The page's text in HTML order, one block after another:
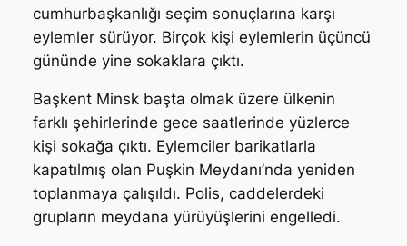
cumhurbaşkanlığı seçim sonuçlarına karşı
eylemler sürüyor. Birçok kişi eylemlerin üçüncü
gününde yine sokaklara çıktı.
Başkent Minsk başta olmak üzere ülkenin
farklı şehirlerinde gece saatlerinde yüzlerce
kişi sokağa çıktı. Eylemciler barikatlarla
kapatılmış olan Puşkin Meydanı’nda yeniden
toplanmaya çalışıldı. Polis, caddelerdeki
grupların meydana yürüyüşlerini engelledi.